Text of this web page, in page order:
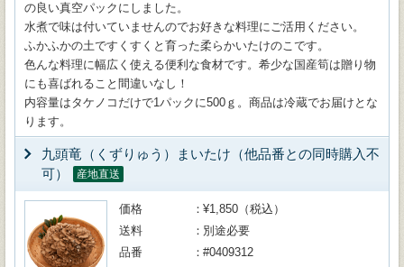
の良い真空パックにしました。
水煮で味は付いていませんのでお好きな料理にご活用ください。
ふかふかの土ですくすくと育った柔らかいたけのこです。
色んな料理に幅広く使える便利な食材です。希少な国産筍は贈り物
にも喜ばれること間違いなし！
内容量はタケノコだけで1パックに500ｇ。商品は冷蔵でお届けとな
ります。
九頭竜（くずりゅう）まいたけ（他品番との同時購入不
可）
産地直送
価格
¥1,850（税込）
送料
別途必要
品番
#0409312